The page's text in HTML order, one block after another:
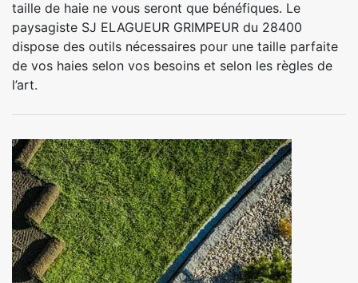
taille de haie ne vous seront que bénéfiques. Le
paysagiste SJ ELAGUEUR GRIMPEUR du 28400
dispose des outils nécessaires pour une taille parfaite
de vos haies selon vos besoins et selon les règles de
l’art.